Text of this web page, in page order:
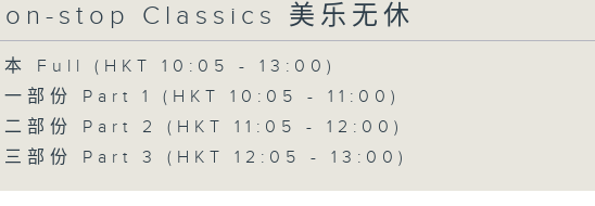
stop Classics 美乐无休
本 Full (HKT 10:05 - 13:00)
一部份 Part 1 (HKT 10:05 - 11:00)
二部份 Part 2 (HKT 11:05 - 12:00)
三部份 Part 3 (HKT 12:05 - 13:00)